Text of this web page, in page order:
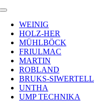
Toggle
NavigationWEINIG
HOLZ-HER
MÜHLBÖCK
FRIULMAC
MARTIN
ROBLAND
BRUKS-SIWERTELL
UNTHA
UMP TECHNIKA